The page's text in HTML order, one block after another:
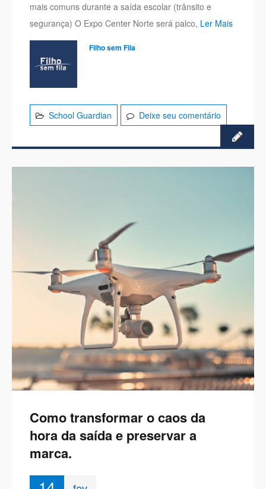
mais comuns durante a saída escolar (trânsito e
segurança) O Expo Center Norte será palco, Ler Mais
Filho sem Fila
School Guardian Deixe seu comentário
Como transformar o caos da
hora da saída e preservar a
marca.